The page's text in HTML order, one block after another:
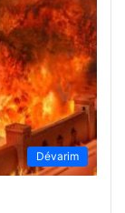
Dévarim